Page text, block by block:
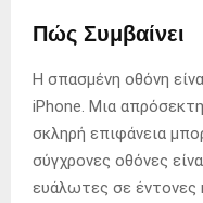
Πώς Συμβαίνει
Η σπασμένη οθόνη
iPhone. Μια
σκληρή επιφάνεια
σύγχρονες οθόνες
ευάλωτες σε έντονες